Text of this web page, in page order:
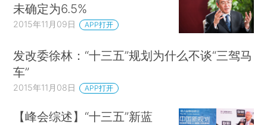
未确定为6.5%
2015年11月09日 APP打开
发改委徐林：“十三五”规划为什么不谈“三驾马
车”
2015年11月08日 APP打开
【峰会综述】“十三五”新蓝